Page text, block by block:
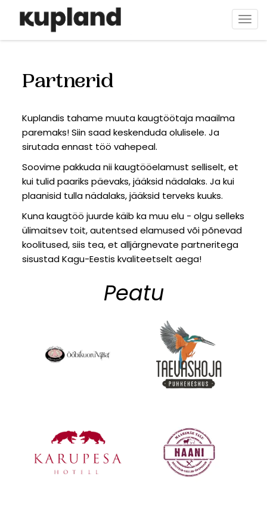
Partnerid
Kuplandis tahame muuta kaugtöötaja maailma
paremaks! Siin saad keskenduda olulisele. Ja
sirutada ennast töö vahepeal.
Soovime pakkuda nii kaugtööelamust selliselt, et
kui tulid paariks päevaks, jääksid nädalaks. Ja kui
plaanisid tulla nädalaks, jääksid terveks kuuks.
Kuna kaugtöö juurde käib ka muu elu - olgu selleks
ülimaitsev toit, autentsed elamused või põnevad
koolitused, siis tea, et alljärgnevate partneritega
sisustad Kagu-Eestis kvaliteetselt aega!
Peatu